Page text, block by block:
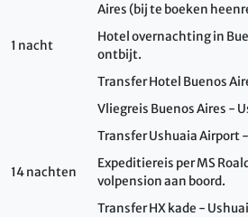
Aires (bij te boeken
1 nacht
Hotel overnachting in
ontbijt.
Transfer Hotel Buenos
Vliegreis Buenos Aires -
Transfer Ushuaia Airport
14 nachten
Expeditiereis per MS
volpension aan boord.
Transfer HX kade -